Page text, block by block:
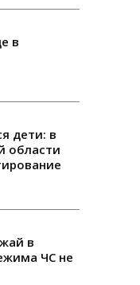
в
дети: в
области
в
ЧС не